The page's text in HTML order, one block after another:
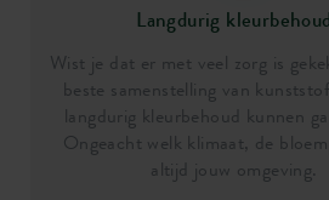
Langdurig kleurbehoud
Wist je dat er met veel zorg is
beste samenstelling van
langdurig kleurbehoud kunnen
Ongeacht welk klimaat, de
altijd jouw omgeving.